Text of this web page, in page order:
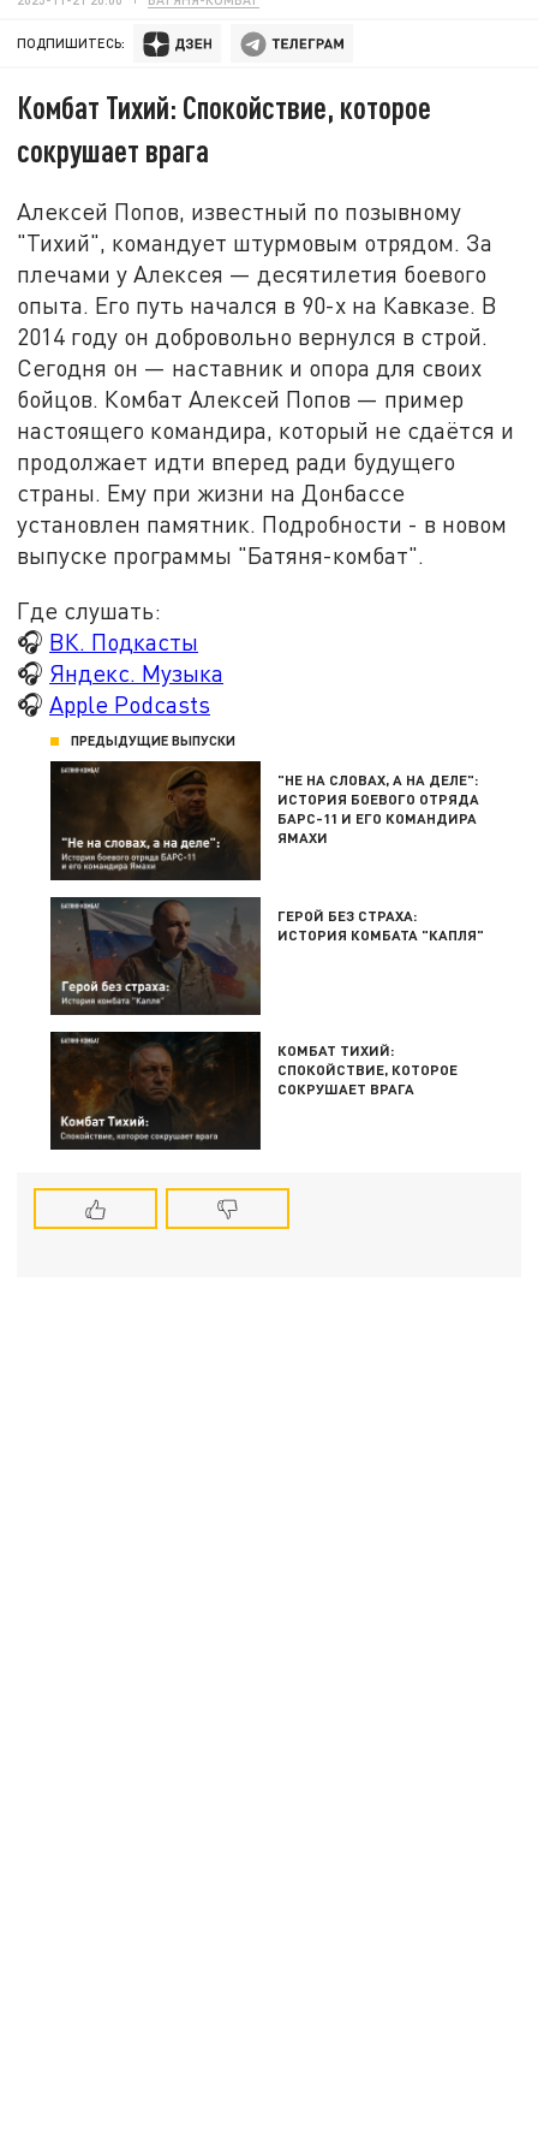
ПОДПИШИТЕСЬ:
Комбат Тихий: Спокойствие, которое
сокрушает врага
Алексей Попов, известный по позывному
"Тихий", командует штурмовым отрядом. За
плечами у Алексея — десятилетия боевого
опыта. Его путь начался в 90-х на Кавказе. В
2014 году он добровольно вернулся в строй.
Сегодня он — наставник и опора для своих
бойцов. Комбат Алексей Попов — пример
настоящего командира, который не сдаётся и
продолжает идти вперед ради будущего
страны. Ему при жизни на Донбассе
установлен памятник. Подробности - в новом
выпуске программы "Батяня-комбат".
Где слушать:
🎧 ВК. Подкасты
🎧 Яндекс. Музыка
🎧 Apple Podcasts
ПРЕДЫДУЩИЕ ВЫПУСКИ
"НЕ НА СЛОВАХ, А НА ДЕЛЕ":
ИСТОРИЯ БОЕВОГО ОТРЯДА
БАРС-11 И ЕГО КОМАНДИРА
ЯМАХИ
ГЕРОЙ БЕЗ СТРАХА:
ИСТОРИЯ КОМБАТА "КАПЛЯ"
КОМБАТ ТИХИЙ:
СПОКОЙСТВИЕ, КОТОРОЕ
СОКРУШАЕТ ВРАГА